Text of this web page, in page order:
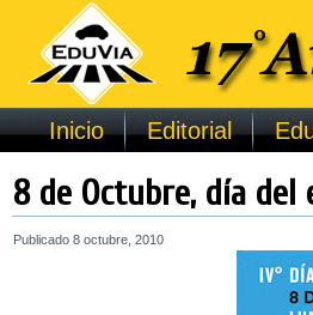
Inicio Editorial
8 de Octubre, día
Publicado 8 octubre, 2010